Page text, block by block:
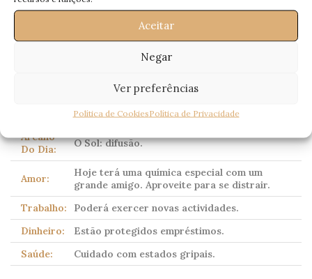
Aceitar
Negar
Ver preferências
Política de CookiesPolítica de Privacidade
Escorpião
23 Outubro – 21 Novembro
Corpo celeste dominante:Plutão(tradicionalmente
Arcano
Do Dia:
O Sol: difusão.
Amor:
Hoje terá uma química especial com um
grande amigo. Aproveite para se distrair.
Trabalho:
Poderá exercer novas actividades.
Dinheiro:
Estão protegidos empréstimos.
Saúde:
Cuidado com estados gripais.